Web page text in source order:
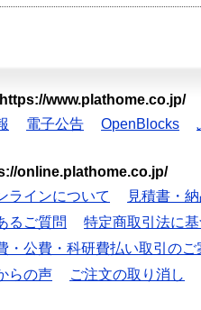
https://www.plathome.co.jp/
電子公告 OpenBlocks
online.plathome.co.jp/
ラインについて
見積書・
るご質問
特定商取引法に
・公費・科研費払い取引のご
らの声 ご注文の取り消し